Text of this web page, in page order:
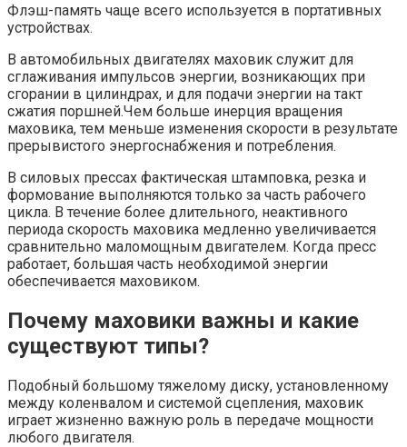
Флэш-память чаще всего используется в портативных
устройствах.
В автомобильных двигателях маховик служит для
сглаживания импульсов энергии, возникающих при
сгорании в цилиндрах, и для подачи энергии на такт
сжатия поршней.Чем больше инерция вращения
маховика, тем меньше изменения скорости в результате
прерывистого энергоснабжения и потребления.
В силовых прессах фактическая штамповка, резка и
формование выполняются только за часть рабочего
цикла. В течение более длительного, неактивного
периода скорость маховика медленно увеличивается
сравнительно маломощным двигателем. Когда пресс
работает, большая часть необходимой энергии
обеспечивается маховиком.
Почему маховики важны и какие
существуют типы?
Подобный большому тяжелому диску, установленному
между коленвалом и системой сцепления, маховик
играет жизненно важную роль в передаче мощности
любого двигателя.